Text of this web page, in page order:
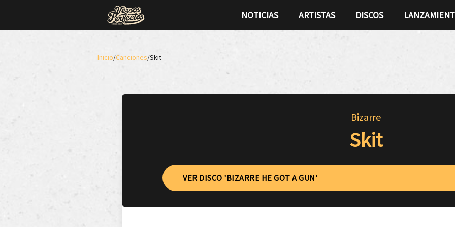
NOTICIAS ARTISTAS DISCOS
Inicio/Canciones/Skit
Bizarre
Skit
VER DISCO 'BIZARRE HE GOT A GUN'